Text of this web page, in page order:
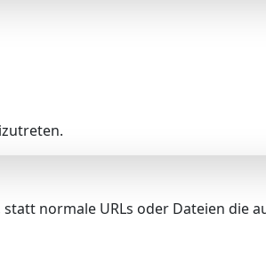
normale URLs oder Dateien die